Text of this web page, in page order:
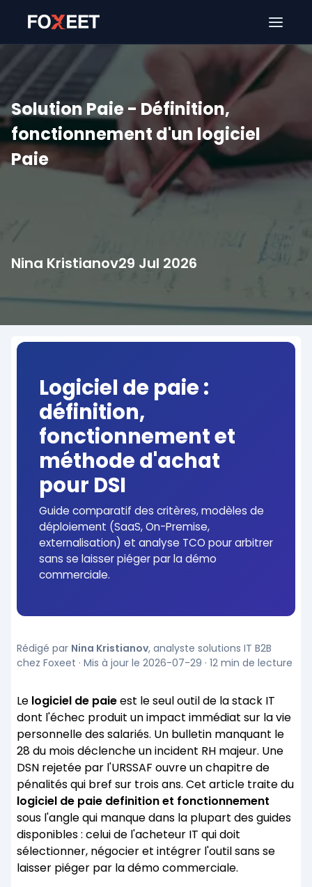
Solution Paie - Définition,
fonctionnement d'un logiciel
Paie
Nina Kristianov29 Jul 2026
Logiciel de paie :
définition,
fonctionnement et
méthode d'achat
pour DSI
Guide comparatif des critères, modèles de
déploiement (SaaS, On-Premise,
externalisation) et analyse TCO pour arbitrer
sans se laisser piéger par la démo
commerciale.
Rédigé par Nina Kristianov, analyste solutions IT B2B
chez Foxeet · Mis à jour le 2026-07-29 · 12 min de lecture
Le logiciel de paieest le seul outil de la stack IT
dont l'échec produit un impact immédiat sur la vie
personnelle des salariés. Un bulletin manquant le
28 du mois déclenche un incident RH majeur. Une
DSN rejetée par l'URSSAF ouvre un chapitre de
pénalités qui bref sur trois ans. Cet article traite du
logiciel de paie definition et fonctionnement
sous l'angle qui manque dans la plupart des guides
disponibles : celui de l'acheteur IT qui doit
sélectionner, négocier et intégrer l'outil sans se
laisser piéger par la démo commerciale.